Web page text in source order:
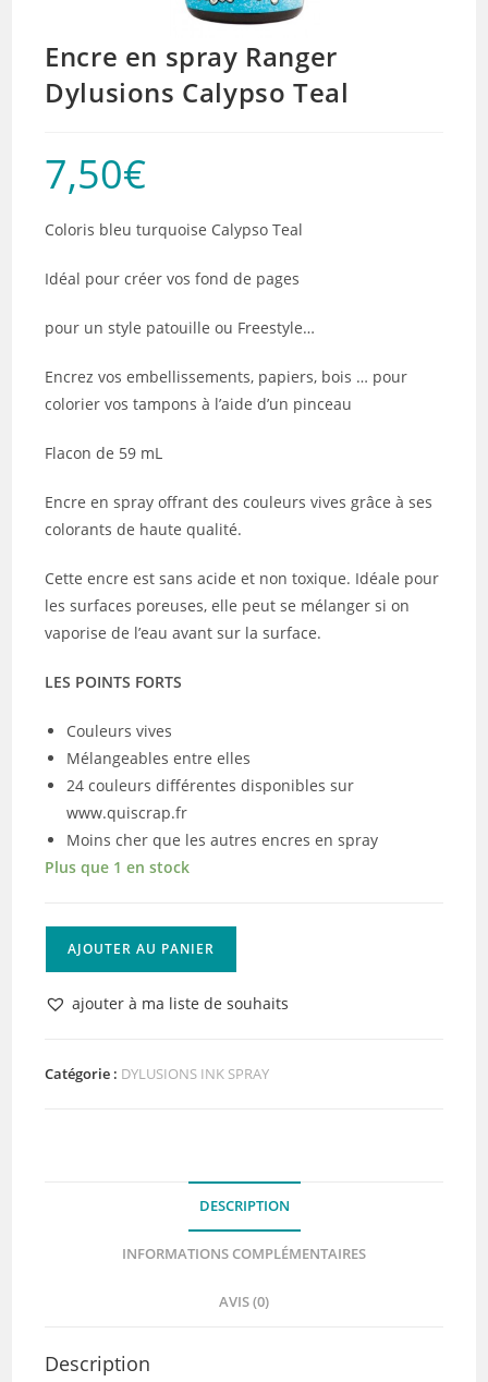
Encre en spray Ranger
Dylusions Calypso Teal
7,50€
Coloris bleu turquoise Calypso Teal
Idéal pour créer vos fond de pages
pour un style patouille ou Freestyle…
Encrez vos embellissements, papiers, bois … pour
colorier vos tampons à l’aide d’un pinceau
Flacon de 59 mL
Encre en spray offrant des couleurs vives grâce à ses
colorants de haute qualité.
Cette encre est sans acide et non toxique. Idéale pour
les surfaces poreuses, elle peut se mélanger si on
vaporise de l’eau avant sur la surface.
LES POINTS FORTS
Couleurs vives
Mélangeables entre elles
24 couleurs différentes disponibles sur
www.quiscrap.fr
Moins cher que les autres encres en spray
Plus que 1 en stock
Encre
Ranger
AJOUTER AU PANIER
ajouter à ma liste de souhaits
Catégorie : DYLUSIONS INK SPRAY
DESCRIPTION
INFORMATIONS COMPLÉMENTAIRES
AVIS (0)
Description